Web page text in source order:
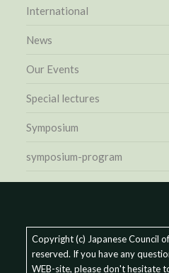
International
News
Our Events
Special lectures
Symposium
symposium-program
Copyright (c) Japanese Council
reserved. If you have any
WEB-site, please don't hesitate